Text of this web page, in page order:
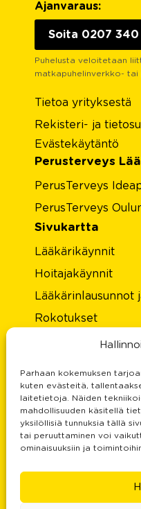
Parhaan kokemuksen
kuten evästeitä,
laitetietoja. Näiden
mahdollisuuden käsitellä
yksilöllisiä tunnuksia tällä
tai peruuttaminen voi
ominaisuuksiin ja
Ajanvaraus:
Soita 0207 340
Puhelusta veloitetaan
matkapuhelinverkko- tai
Tietoa yrityksestä
Rekisteri- ja
Evästekäytäntö
Perusterveys
PerusTerveys
PerusTerveys
Sivukartta
Lääkärikäynnit
Hoitajakäynnit
Lääkärinlausunnot
Rokotukset
Tietoa meistä
Rekisteri- ja
Palautteesi on
Yhteystiedot
Doctors services